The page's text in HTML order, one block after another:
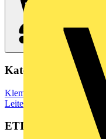
Kategorien
Klemmen, Steckverbinder
Leiterplattensteckverbinder
ETIM Group